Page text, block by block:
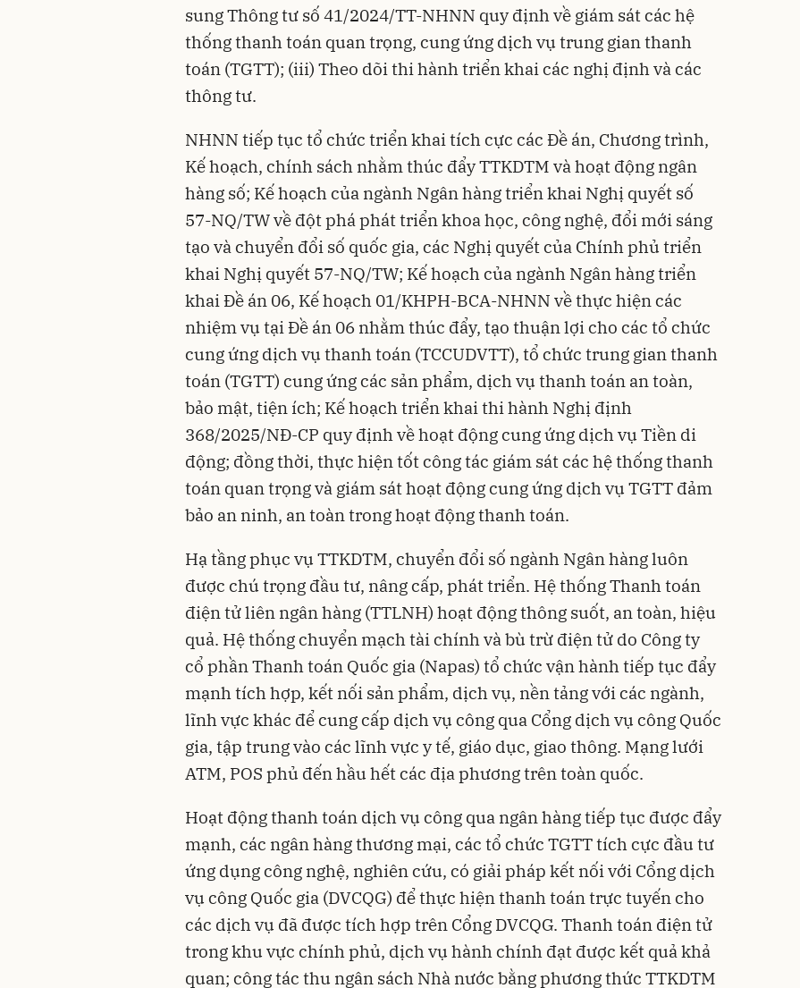
sung Thông tư số 41/2024/TT-NHNN quy định về giám sát các hệ
thống thanh toán quan trọng, cung ứng dịch vụ trung gian thanh
toán (TGTT); (iii) Theo dõi thi hành triển khai các nghị định và các
thông tư.
NHNN tiếp tục tổ chức triển khai tích cực các Đề án, Chương trình,
Kế hoạch, chính sách nhằm thúc đẩy TTKDTM và hoạt động ngân
hàng số; Kế hoạch của ngành Ngân hàng triển khai Nghị quyết số
57-NQ/TW về đột phá phát triển khoa học, công nghệ, đổi mới sáng
tạo và chuyển đổi số quốc gia, các Nghị quyết của Chính phủ triển
khai Nghị quyết 57-NQ/TW; Kế hoạch của ngành Ngân hàng triển
khai Đề án 06, Kế hoạch 01/KHPH-BCA-NHNN về thực hiện các
nhiệm vụ tại Đề án 06 nhằm thúc đẩy, tạo thuận lợi cho các tổ chức
cung ứng dịch vụ thanh toán (TCCUDVTT), tổ chức trung gian thanh
toán (TGTT) cung ứng các sản phẩm, dịch vụ thanh toán an toàn,
bảo mật, tiện ích; Kế hoạch triển khai thi hành Nghị định
368/2025/NĐ-CP quy định về hoạt động cung ứng dịch vụ Tiền di
động; đồng thời, thực hiện tốt công tác giám sát các hệ thống thanh
toán quan trọng và giám sát hoạt động cung ứng dịch vụ TGTT đảm
bảo an ninh, an toàn trong hoạt động thanh toán.
Hạ tầng phục vụ TTKDTM, chuyển đổi số ngành Ngân hàng luôn
được chú trọng đầu tư, nâng cấp, phát triển. Hệ thống Thanh toán
điện tử liên ngân hàng (TTLNH) hoạt động thông suốt, an toàn, hiệu
quả. Hệ thống chuyển mạch tài chính và bù trừ điện tử do Công ty
cổ phần Thanh toán Quốc gia (Napas) tổ chức vận hành tiếp tục đẩy
mạnh tích hợp, kết nối sản phẩm, dịch vụ, nền tảng với các ngành,
lĩnh vực khác để cung cấp dịch vụ công qua Cổng dịch vụ công Quốc
gia, tập trung vào các lĩnh vực y tế, giáo dục, giao thông. Mạng lưới
ATM, POS phủ đến hầu hết các địa phương trên toàn quốc.
Hoạt động thanh toán dịch vụ công qua ngân hàng tiếp tục được đẩy
mạnh, các ngân hàng thương mại, các tổ chức TGTT tích cực đầu tư
ứng dụng công nghệ, nghiên cứu, có giải pháp kết nối với Cổng dịch
vụ công Quốc gia (DVCQG) để thực hiện thanh toán trực tuyến cho
các dịch vụ đã được tích hợp trên Cổng DVCQG. Thanh toán điện tử
trong khu vực chính phủ, dịch vụ hành chính đạt được kết quả khả
quan; công tác thu ngân sách Nhà nước bằng phương thức TTKDTM